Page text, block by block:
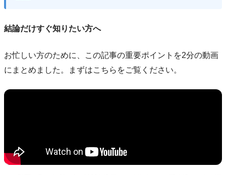
結論だけすぐ知りたい方へ
お忙しい方のために、この記事の重要ポイントを2分の動画
にまとめました。まずはこちらをご覧ください。